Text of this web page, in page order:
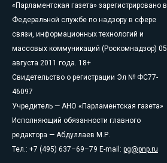
«Парламентская газета» зарегистрировано в
Федеральной службе по надзору в сфере
связи, информационных технологий и
массовых коммуникаций (Роскомнадзор) 05
августа 2011 года. 18+
Свидетельство о регистрации Эл № ФС77-
46097
Учредитель — АНО «Парламентская газета»
Исполняющий обязанности главного
редактора — Абдуллаев М.Р.
Тел.: +7 (495) 637–69–79 E-mail: pg@pnp.ru